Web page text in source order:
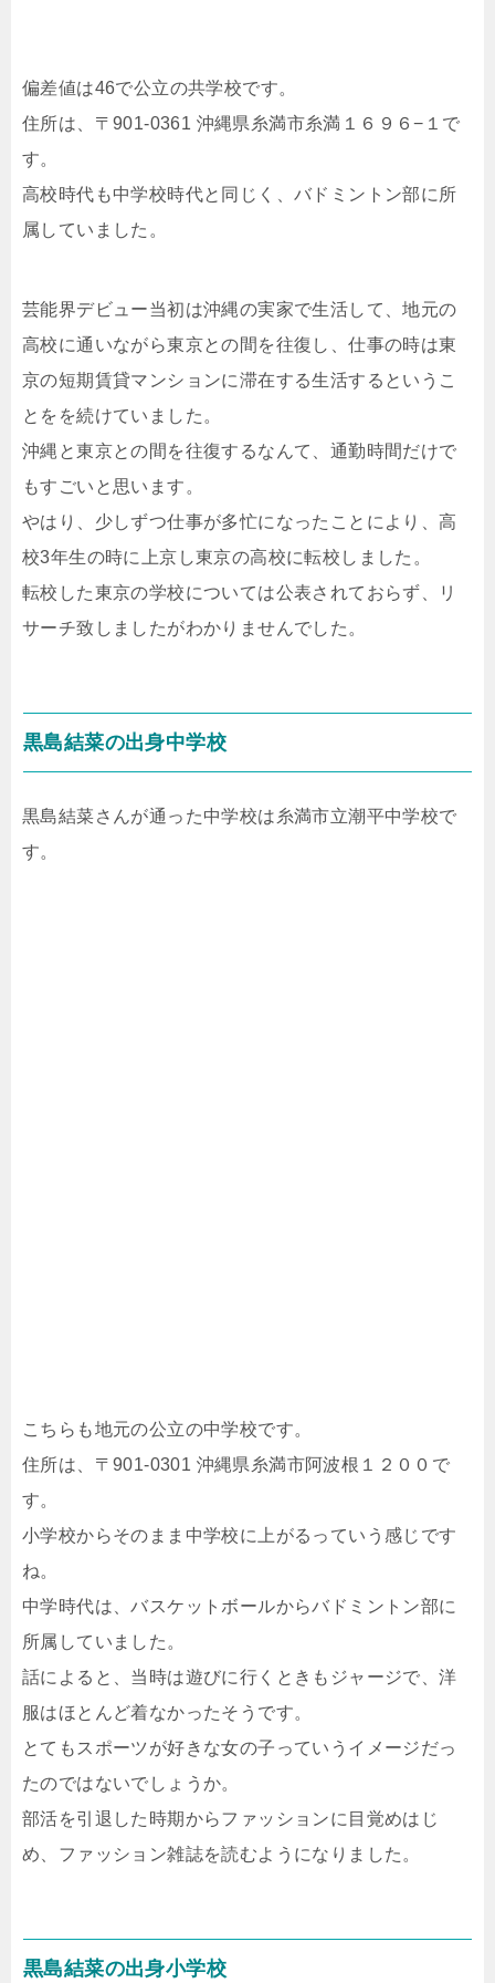
偏差値は46で公立の共学校です。
住所は、〒901-0361 沖縄県糸満市糸満１６９６−１で
す。
高校時代も中学校時代と同じく、バドミントン部に所
属していました。
芸能界デビュー当初は沖縄の実家で生活して、地元の
高校に通いながら東京との間を往復し、仕事の時は東
京の短期賃貸マンションに滞在する生活するというこ
とをを続けていました。
沖縄と東京との間を往復するなんて、通勤時間だけで
もすごいと思います。
やはり、少しずつ仕事が多忙になったことにより、高
校3年生の時に上京し東京の高校に転校しました。
転校した東京の学校については公表されておらず、リ
サーチ致しましたがわかりませんでした。
黒島結菜の出身中学校
黒島結菜さんが通った中学校は糸満市立潮平中学校で
す。
こちらも地元の公立の中学校です。
住所は、〒901-0301 沖縄県糸満市阿波根１２００で
す。
小学校からそのまま中学校に上がるっていう感じです
ね。
中学時代は、バスケットボールからバドミントン部に
所属していました。
話によると、当時は遊びに行くときもジャージで、洋
服はほとんど着なかったそうです。
とてもスポーツが好きな女の子っていうイメージだっ
たのではないでしょうか。
部活を引退した時期からファッションに目覚めはじ
め、ファッション雑誌を読むようになりました。
黒島結菜の出身小学校